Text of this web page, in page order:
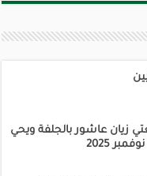
زيان عاشور بالجلفة ويحي